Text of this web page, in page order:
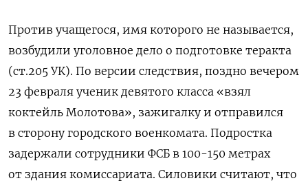
Против учащегося, имя которого не называется,
возбудили уголовное дело о подготовке теракта
(ст.205 УК). По версии следствия, поздно вечером
23 февраля ученик девятого класса «взял
коктейль Молотова», зажигалку и отправился
в сторону городского военкомата. Подростка
задержали сотрудники ФСБ в 100-150 метрах
от здания комиссариата. Силовики считают, что